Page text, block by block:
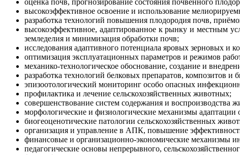
оценка почв, прогнозирование состояния почвенного
высокоэффективное освоение и использование
разработка технологий повышения плодородия почв,
высокоэффективное, адаптированное к рынку и местным
земледелия и минимизация обработки почв;
исследования адаптивного потенциала яровых зерновых и
oптимизация эксплуатационных параметров и режимов
механико-технологическое обоснование, создание и
разработка технологий белковых препаратов, композитов
эпизоотологический мониторинг особо опасных
профилактика и лечение сельскохозяйственных животных;
совершенствование систем содержания и воспроизводства
морфологические и физиологические механизмы
биогеоценотические патологии сельскохозяйственных
организация и управление в АПК, повышение
финансовые и организационно-экономические механизмы
педагогические основы непрерывного,